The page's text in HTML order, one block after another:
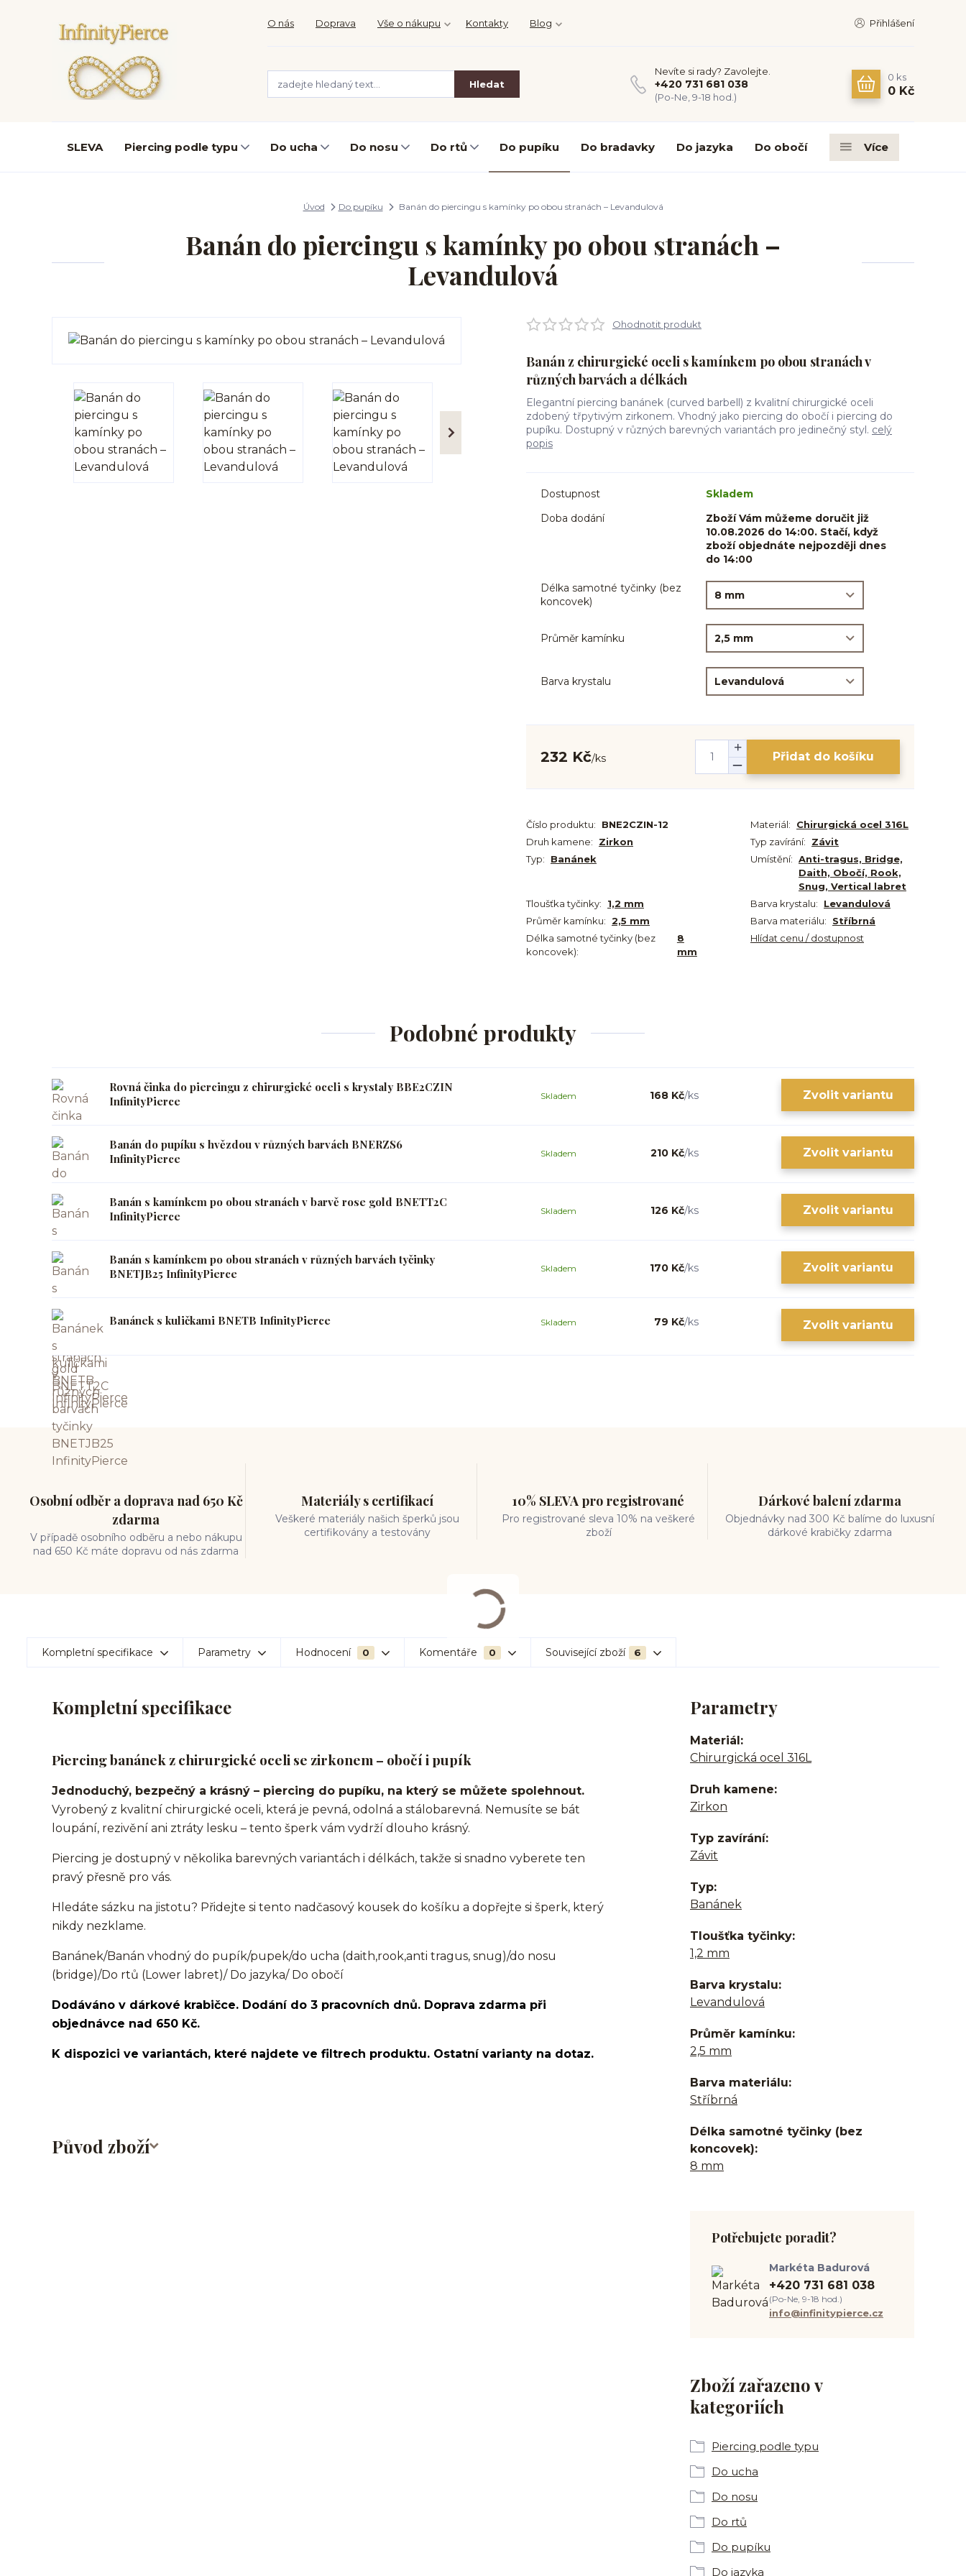
O nás Doprava Vše o nákupu Kontakty Blog Přihlášení
Hledat
Nevíte si rady? Zavolejte.
+420 731 681 038
(Po-Ne, 9-18 hod.)
0 ks
0 Kč
SLEVA Piercing podle typu Do ucha Do nosu Do rtů Do pupíku Do bradavky Do jazyka Do obočí Více
Úvod Do pupíku Banán do piercingu s kamínky po obou stranách – Levandulová
Banán do piercingu s kamínky po obou stranách –
Levandulová
Ohodnotit produkt
Banán z chirurgické oceli s kamínkem po obou stranách v
různých barvách a délkách
Elegantní piercing banánek (curved barbell) z kvalitní chirurgické oceli
zdobený třpytivým zirkonem. Vhodný jako piercing do obočí i piercing do
pupíku. Dostupný v různých barevných variantách pro jedinečný styl. celý
popis
Dostupnost
Skladem
Doba dodání
Zboží Vám můžeme doručit již
10.08.2026 do 14:00. Stačí, když
zboží objednáte nejpozději dnes
do 14:00
Délka samotné tyčinky (bez
koncovek)
Průměr kamínku
Barva krystalu
232 Kč/ks Přidat do košíku
Číslo produktu: BNE2CZIN-12 Materiál:
Chirurgická ocel 316L
Druh kamene:
Zirkon Typ zavírání:
Závit
Typ:
Banánek Umístění: Anti-tragus, Bridge,
Daith, Obočí, Rook,
Snug, Vertical labret
Tloušťka tyčinky:
1,2 mm Barva krystalu:
Levandulová
Průměr kamínku: 2,5 mm Barva materiálu:
Stříbrná
Délka samotné tyčinky (bez
koncovek):
8
mm
Hlídat cenu / dostupnost
Podobné produkty
Rovná činka do piercingu z chirurgické oceli s krystaly BBE2CZIN
InfinityPierce
168 Kč/ks
Skladem Zvolit variantu
Banán do pupíku s hvězdou v různých barvách BNERZS6
InfinityPierce
210 Kč/ks
Skladem Zvolit variantu
Banán s kamínkem po obou stranách v barvě rose gold BNETT2C
InfinityPierce
126 Kč/ks
Skladem Zvolit variantu
Banán s kamínkem po obou stranách v různých barvách tyčinky
BNETJB25 InfinityPierce
170 Kč/ks
Skladem Zvolit variantu
Banánek s kuličkami BNETB InfinityPierce 79 Kč/ks
Skladem Zvolit variantu
Osobní odběr a doprava nad 650 Kč
zdarma
V případě osobního odběru a nebo nákupu
nad 650 Kč máte dopravu od nás zdarma
Materiály s certifikací
Veškeré materiály našich šperků jsou
certifikovány a testovány
10% SLEVA pro registrované
Pro registrované sleva 10% na veškeré
zboží
Dárkové balení zdarma
Objednávky nad 300 Kč balíme do luxusní
dárkové krabičky zdarma
Kompletní specifikace Parametry Hodnocení 0 Komentáře 0 Související zboží 6
Kompletní specifikace
Piercing banánek z chirurgické oceli se zirkonem – obočí i pupík
Jednoduchý, bezpečný a krásný – piercing do pupíku, na který se můžete spolehnout.
Vyrobený z kvalitní chirurgické oceli, která je pevná, odolná a stálobarevná. Nemusíte se bát
loupání, rezivění ani ztráty lesku – tento šperk vám vydrží dlouho krásný.
Piercing je dostupný v několika barevných variantách i délkách, takže si snadno vyberete ten
pravý přesně pro vás.
Hledáte sázku na jistotu? Přidejte si tento nadčasový kousek do košíku a dopřejte si šperk, který
nikdy nezklame.
Banánek/Banán vhodný do pupík/pupek/do ucha (daith,rook,anti tragus, snug)/do nosu
(bridge)/Do rtů (Lower labret)/ Do jazyka/ Do obočí
Dodáváno v dárkové krabičce. Dodání do 3 pracovních dnů. Doprava zdarma při
objednávce nad 650 Kč.
K dispozici ve variantách, které najdete ve filtrech produktu. Ostatní varianty na dotaz.
Původ zboží
Parametry
Materiál
Chirurgická ocel 316L
Druh kamene
Zirkon
Typ zavírání
Závit
Typ
Banánek
Tloušťka tyčinky
1,2 mm
Barva krystalu
Levandulová
Průměr kamínku
2,5 mm
Barva materiálu
Stříbrná
Délka samotné tyčinky (bez
koncovek)
8 mm
Zboží zařazeno v
kategoriích
Piercing podle typu
Do ucha
Do nosu
Do rtů
Do pupíku
Do jazyka
Potřebujete poradit?
Markéta Badurová
+420 731 681 038
(Po-Ne, 9-18 hod.)
info@infinitypierce.cz